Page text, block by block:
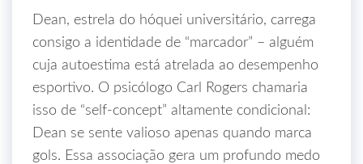
Dean, estrela do hóquei universitário, carrega
consigo a identidade de “marcador” – alguém
cuja autoestima está atrelada ao desempenho
esportivo. O psicólogo Carl Rogers chamaria
isso de “self‑concept” altamente condicional:
Dean se sente valioso apenas quando marca
gols. Essa associação gera um profundo medo